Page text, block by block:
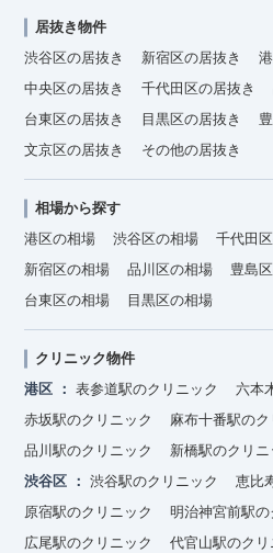
居抜き物件
渋谷区の居抜き
新宿区の居抜き
中央区の居抜き
千代田区の居抜き
台東区の居抜き
目黒区の居抜き
文京区の居抜き
その他の居抜き
相場から探す
港区の相場
渋谷区の相場 千代田
新宿区の相場
品川区の相場 豊島
台東区の相場
目黒区の相場
クリニック物件
港区
表参道駅のクリニック
六本
赤坂駅のクリニック
麻布十番駅のク
品川駅のクリニック
新橋駅のクリニ
渋谷区
渋谷駅のクリニック
恵比
原宿駅のクリニック
明治神宮前駅の
広尾駅のクリニック
代官山駅のクリ